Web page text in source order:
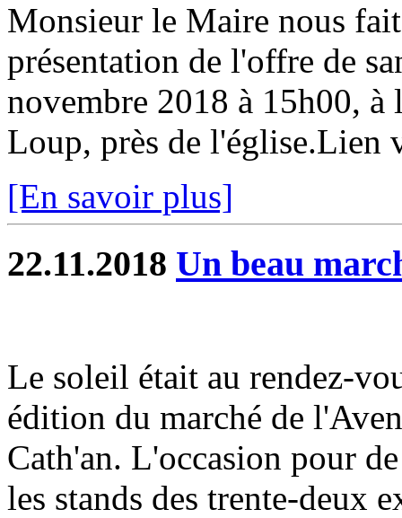
Monsieur le Maire nous
présentation de l'offre de
novembre 2018 à 15h00, à
Loup, près de l'église.Lien
[En savoir plus]
22.11.2018 Un beau
Le soleil était au rendez-
édition du marché de
Cath'an. L'occasion pour
les stands des trente-deux